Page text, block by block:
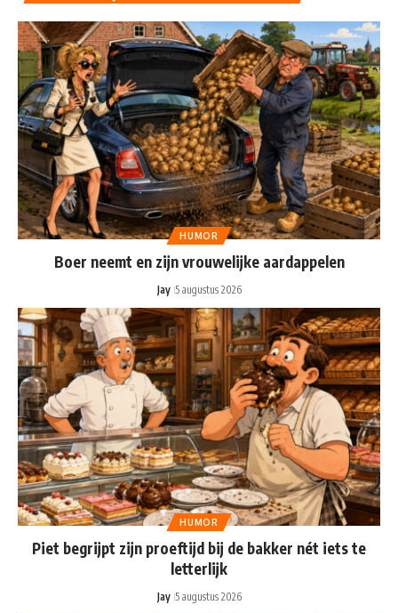
HUMOR
Boer neemt en zijn vrouwelijke aardappelen
Jay 5 augustus 2026
HUMOR
Piet begrijpt zijn proeftijd bij de bakker nét iets te
letterlijk
Jay 5 augustus 2026